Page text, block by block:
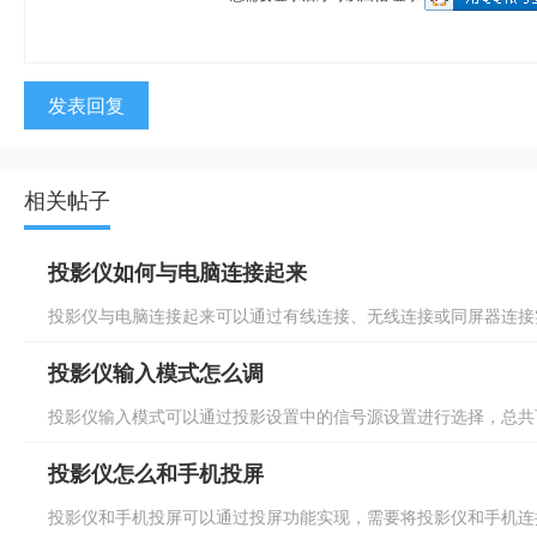
发表回复
相关帖子
投影仪如何与电脑连接起来
投影仪与电脑连接起来可以通过有线连接、无线连接或同屏器连
投影仪输入模式怎么调
投影仪输入模式可以通过投影设置中的信号源设置进行选择，总
投影仪怎么和手机投屏
投影仪和手机投屏可以通过投屏功能实现，需要将投影仪和手机